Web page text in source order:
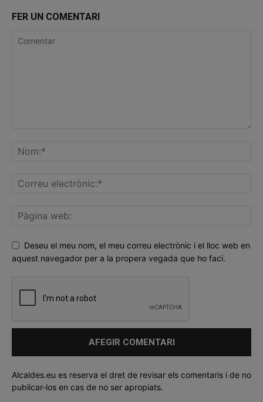
FER UN COMENTARI
Deseu el meu nom, el meu correu electrònic i el lloc web en
aquest navegador per a la propera vegada que ho faci.
Alcaldes.eu es reserva el dret de revisar els comentaris i de no
publicar-los en cas de no ser apropiats.